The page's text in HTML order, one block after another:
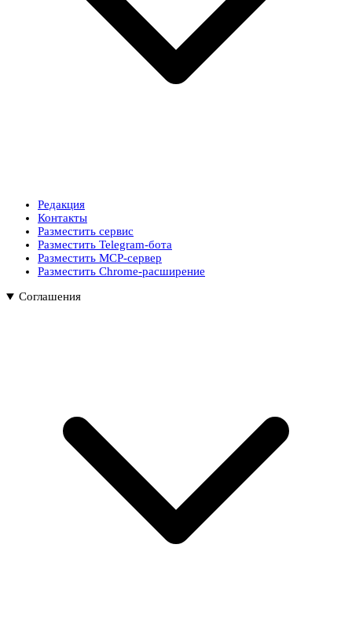
Редакция
Контакты
Разместить сервис
Разместить Telegram-бота
Разместить MCP-сервер
Разместить Chrome-расширение
Соглашения